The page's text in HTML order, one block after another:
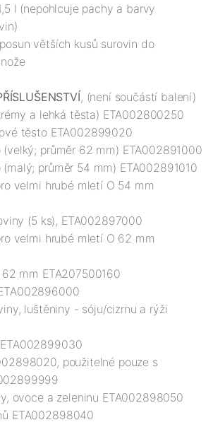
l (nepohlcuje pachy a barvy
větších kusů surovin do
, (není součástí balení)
a lehká těsta) ETA002800250
těsto ETA002899020
průměr 62 mm) ETA002891000
průměr 54 mm) ETA002891010
velmi hrubé mletí O 54 mm
(5 ks), ETA002897000
velmi hrubé mletí O 62 mm
mm ETA207500160
luštěniny - sóju/cizrnu a rýži
použitelné pouze s
ovoce a zeleninu ETA002898050
ETA002898040